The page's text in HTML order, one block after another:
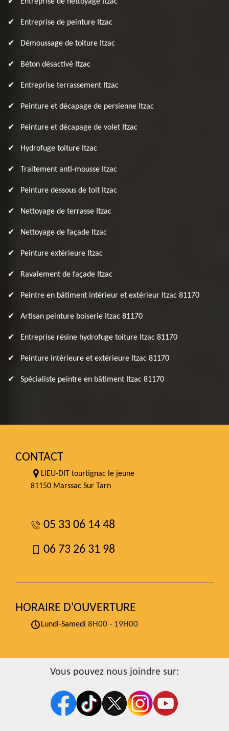
Entreprise de peinture Itzac
Démoussage de toiture Itzac
Béton désactivé Itzac
Entreprise terrassement Itzac
Peinture et décapage de persienne Itzac
Peinture et décapage de volet Itzac
Hydrofuge toiture Itzac
Traitement anti-mousse Itzac
Peinture dessous de toit Itzac
Nettoyage de terrasse Itzac
Nettoyage de façade Itzac
Peinture extérieure Itzac
Ravalement de façade Itzac
Peintre en bâtiment intérieur et extérieur Itzac 81170
Artisan peinture boiserie Itzac 81170
Entreprise résine hydrofuge toiture Itzac 81170
Peinture intérieure et extérieure Itzac 81170
Spécialiste peintre en bâtiment Itzac 81170
CONTACT
LIEU-DIT tourtignac le jeune
81150 Marssac Sur Tarn
05 33 06 14 48
06 73 26 31 98
HORAIRE D'OUVERTURE
Lundi-Samedi 8H00 - 19H00
Vous pouvez nous joindre sur: